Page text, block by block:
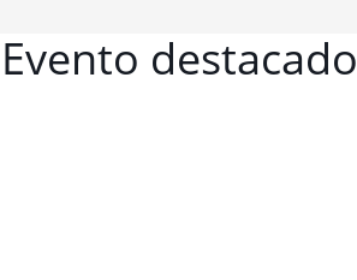
Evento destacado